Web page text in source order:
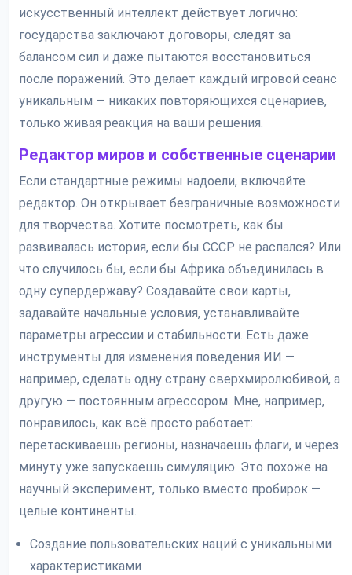
искусственный интеллект действует логично:
государства заключают договоры, следят за
балансом сил и даже пытаются восстановиться
после поражений. Это делает каждый игровой сеанс
уникальным — никаких повторяющихся сценариев,
только живая реакция на ваши решения.
Редактор миров и собственные сценарии
Если стандартные режимы надоели, включайте
редактор. Он открывает безграничные возможности
для творчества. Хотите посмотреть, как бы
развивалась история, если бы СССР не распался? Или
что случилось бы, если бы Африка объединилась в
одну супердержаву? Создавайте свои карты,
задавайте начальные условия, устанавливайте
параметры агрессии и стабильности. Есть даже
инструменты для изменения поведения ИИ —
например, сделать одну страну сверхмиролюбивой, а
другую — постоянным агрессором. Мне, например,
понравилось, как всё просто работает:
перетаскиваешь регионы, назначаешь флаги, и через
минуту уже запускаешь симуляцию. Это похоже на
научный эксперимент, только вместо пробирок —
целые континенты.
Создание пользовательских наций с уникальными
характеристиками